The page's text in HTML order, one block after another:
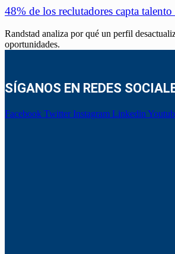
48% de los reclutadores capta
Randstad analiza por qué un perfil
oportunidades.
SÍGANOS EN REDES
Facebook Twitter Instagram Linkedin